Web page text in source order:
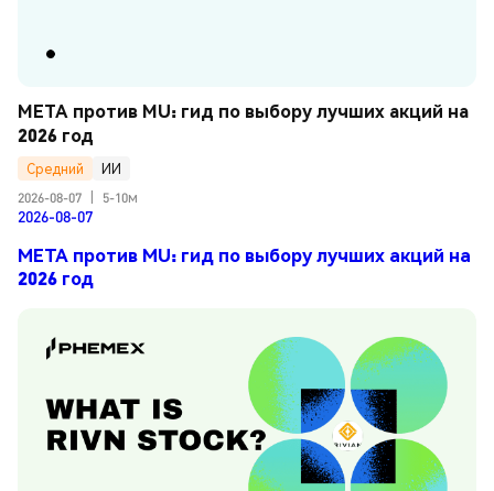
META против MU: гид по выбору лучших акций на
2026 год
Средний
ИИ
2026-08-07
5-10м
2026-08-07
META против MU: гид по выбору лучших акций на
2026 год